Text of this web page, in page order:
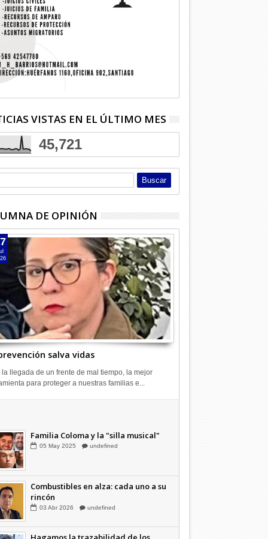
VISTAS EN EL ÚLTIMO MES
45,721
DE OPINIÓN
salva vidas
la llegada de un frente de mal tiempo, la mejor
para proteger a nuestras familias e...
Abr 2026 undefined
Combustibles en alza: cada uno a su
2026 undefined